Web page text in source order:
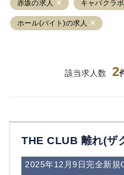
赤坂の求人 キャバクラ
ホール(バイト)の求人
該当求人数 2
THE CLUB 離れ(ザ
2025年12月9日完全新
渋谷
錦糸町
八王子
①六本木 ②西麻布
赤坂
蒲田東口